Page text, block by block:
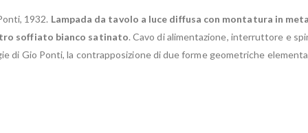
1932. Lampada da tavolo a luce diffusa con montatura in
soffiato bianco satinato. Cavo di alimentazione, interruttore e
di Gio Ponti, la contrapposizione di due forme geometriche